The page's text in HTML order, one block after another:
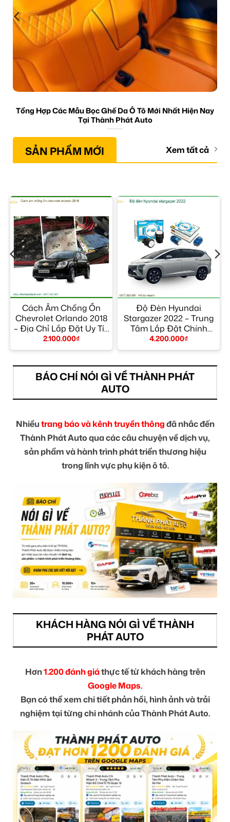
Tổng Hợp Các Mẫu Bọc Ghế Da Ô Tô Mới Nhất Hiện Nay
Tại Thành Phát Auto
SẢN PHẨM MỚI Xem tất cả
Cách Âm Chống Ồn
Chevrolet Orlando 2018
– Địa Chỉ Lắp Đặt Uy Tín
TPHCM
2.100.000₫
Độ Đèn Hyundai
Stargazer 2022 – Trung
Tâm Lắp Đặt Chính
Hãng Giá Tốt TPHCM
4.200.000₫
BÁO CHÍ NÓI GÌ VỀ THÀNH PHÁT
AUTO
Nhiềutrang báo và kênh truyền thôngđã nhắc đến
Thành Phát Auto qua các câu chuyện về dịch vụ,
sản phẩm và hành trình phát triển thương hiệu
trong lĩnh vực phụ kiện ô tô.
KHÁCH HÀNG NÓI GÌ VỀ THÀNH
PHÁT AUTO
Hơn1.200 đánh giáthực tế từ khách hàng trên
Google Maps.
Bạn có thể xem chi tiết phản hồi, hình ảnh và trải
nghiệm tại từng chi nhánh của Thành Phát Auto.